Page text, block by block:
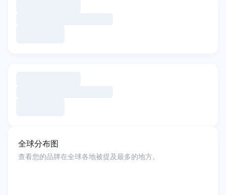
全球分布图
查看您的品牌在全球各地被提及最多的地方。